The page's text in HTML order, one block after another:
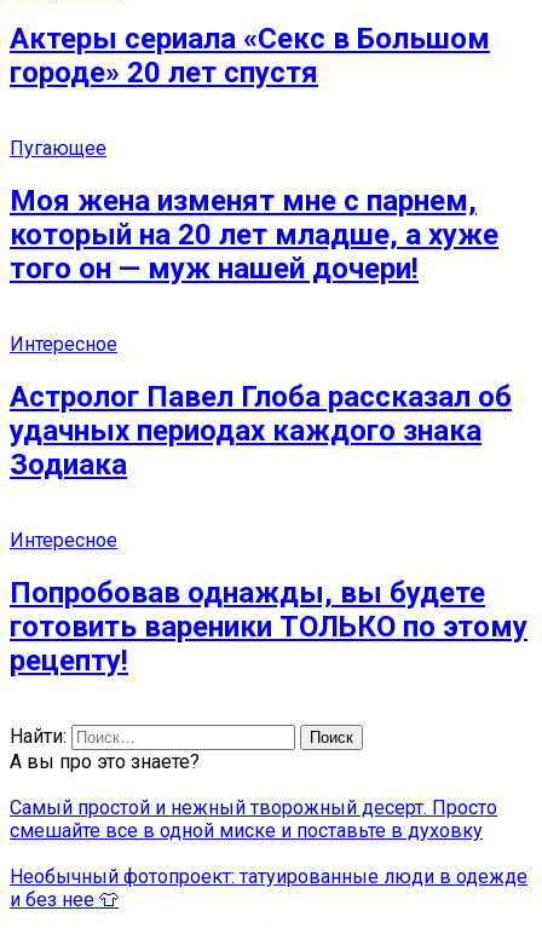
Актеры сериала «Секс в Большом
городе» 20 лет спустя
Пугающее
Моя жена изменят мне с парнем,
который на 20 лет младше, а хуже
того он — муж нашей дочери!
Интересное
Астролог Павел Глоба рассказал об
удачных периодах каждого знака
Зодиака
Интересное
Попробовав однажды, вы будете
готовить вареники ТОЛЬКО по этому
рецепту!
Найти:
А вы про это знаете?
Самый простой и нежный творожный десерт. Просто
смешайте все в одной миске и поставьте в духовку
Необычный фотопроект: татуированные люди в одежде
и без нее 👕